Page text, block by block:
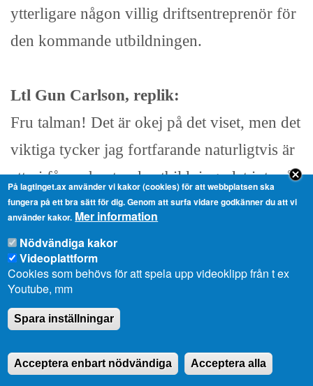
ytterligare någon villig driftsentreprenör för
den kommande utbildningen.
Ltl Gun Carlson, replik:
Fru talman! Det är okej på det viset, men det
viktiga tycker jag fortfarande naturligtvis är
att vi får en hantverksutbildning, det inte så
viktigt var och hur den är.
ungdomsverksamhet innefattar väl också
ungdomsförbundet såsom tidigare?
Gunell, replik:
På lagtinget.ax använder vi kakor (cookies) för att webbplatsen ska
fungera på ett bra sätt för dig. Genom att surfa vidare godkänner du att vi
använder kakor. Mer information
Nödvändiga kakor
Videoplattform
Cookies som behövs för att spela upp videoklipp från t ex
Youtube, mm
Spara inställningar
Acceptera enbart nödvändiga Acceptera alla